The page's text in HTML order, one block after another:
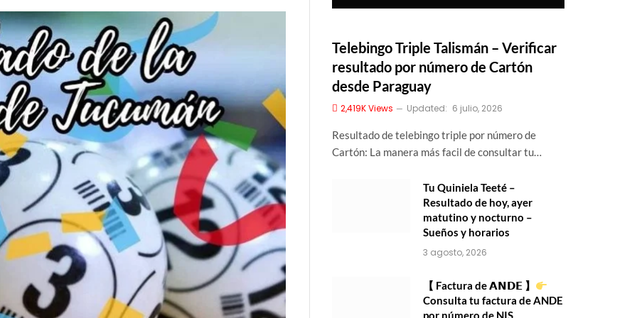
Telebingo Triple Talismán – Verificar
resultado por número de Cartón
desde Paraguay
2,419KViews Updated: 6 julio, 2026
Resultado de telebingo triple por número de
Cartón: La manera más facil de consultar tu…
Tu Quiniela Teeté –
Resultado de hoy, ayer
matutino y nocturno –
Sueños y horarios
3 agosto, 2026
【 Factura de 𝗔𝗡𝗗𝗘 】
Consulta tu factura de ANDE
por número de NIS